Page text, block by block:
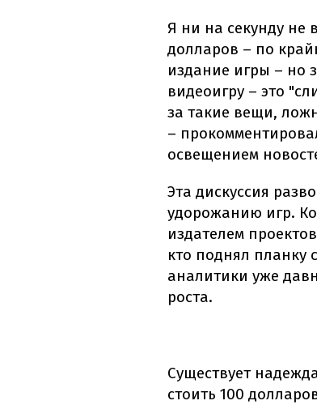
Я ни на секунду не
долларов – по
издание игры – но
видеоигру – это
за такие вещи,
–
освещением
Эта дискуссия
удорожанию игр.
издателем
кто поднял планку
аналитики уже
роста.
Существует
стоить 100